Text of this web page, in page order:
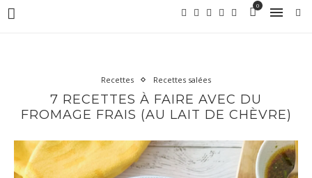
0
Recettes Recettes salées
7 RECETTES À FAIRE AVEC DU
FROMAGE FRAIS (AU LAIT DE CHÈVRE)